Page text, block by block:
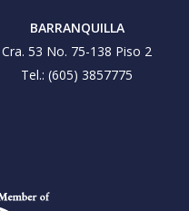
BARRANQUILLA
Cra. 53 No. 75-138 Piso 2
Tel.: (605) 3857775